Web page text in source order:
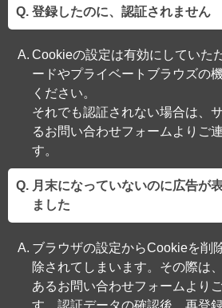
登録したのに、認証されません
Cookieの設定は有効にしていた
ードやプライベートブラウズの
ください。
それでも認証されない場合は、
るお問い合わせフォームよりご
す。
月末になっていないのに広告が
ました
ブラウザの設定からCookieを削
除されてしまいます。その際は
あるお問い合わせフォームより